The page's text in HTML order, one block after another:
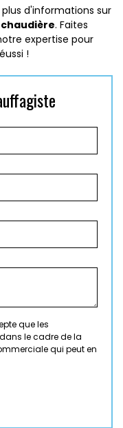
d'informations sur
. Faites
expertise pour
!
que les
le cadre de la
qui peut en